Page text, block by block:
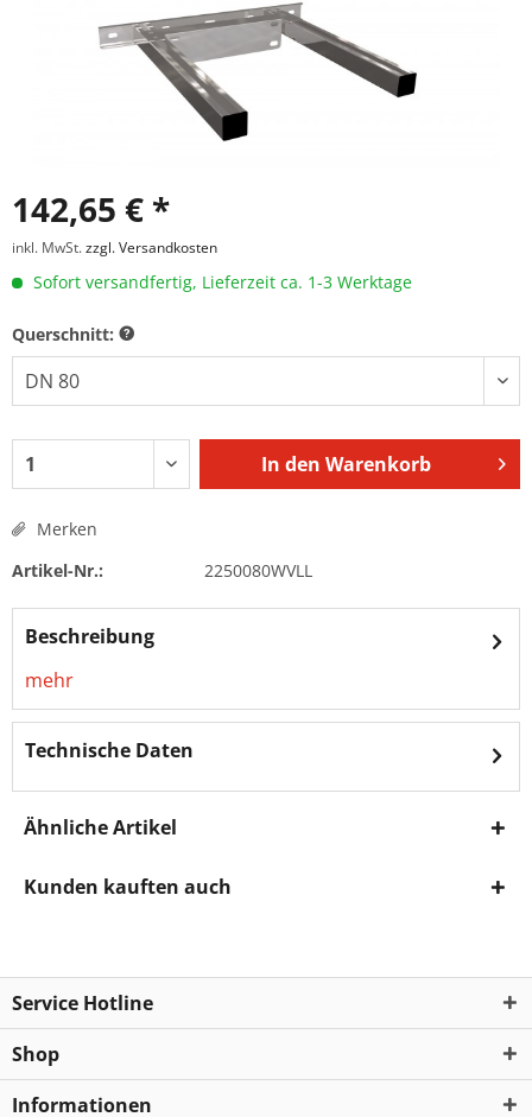
142,65 € *
inkl. MwSt.zzgl. Versandkosten
Sofort versandfertig, Lieferzeit ca. 1-3 Werktage
Querschnitt:
In den Warenkorb
Merken
Artikel-Nr.:
2250080WVLL
Beschreibung
mehr
Technische Daten
Ähnliche Artikel
Kunden kauften auch
Service Hotline
Shop
Informationen